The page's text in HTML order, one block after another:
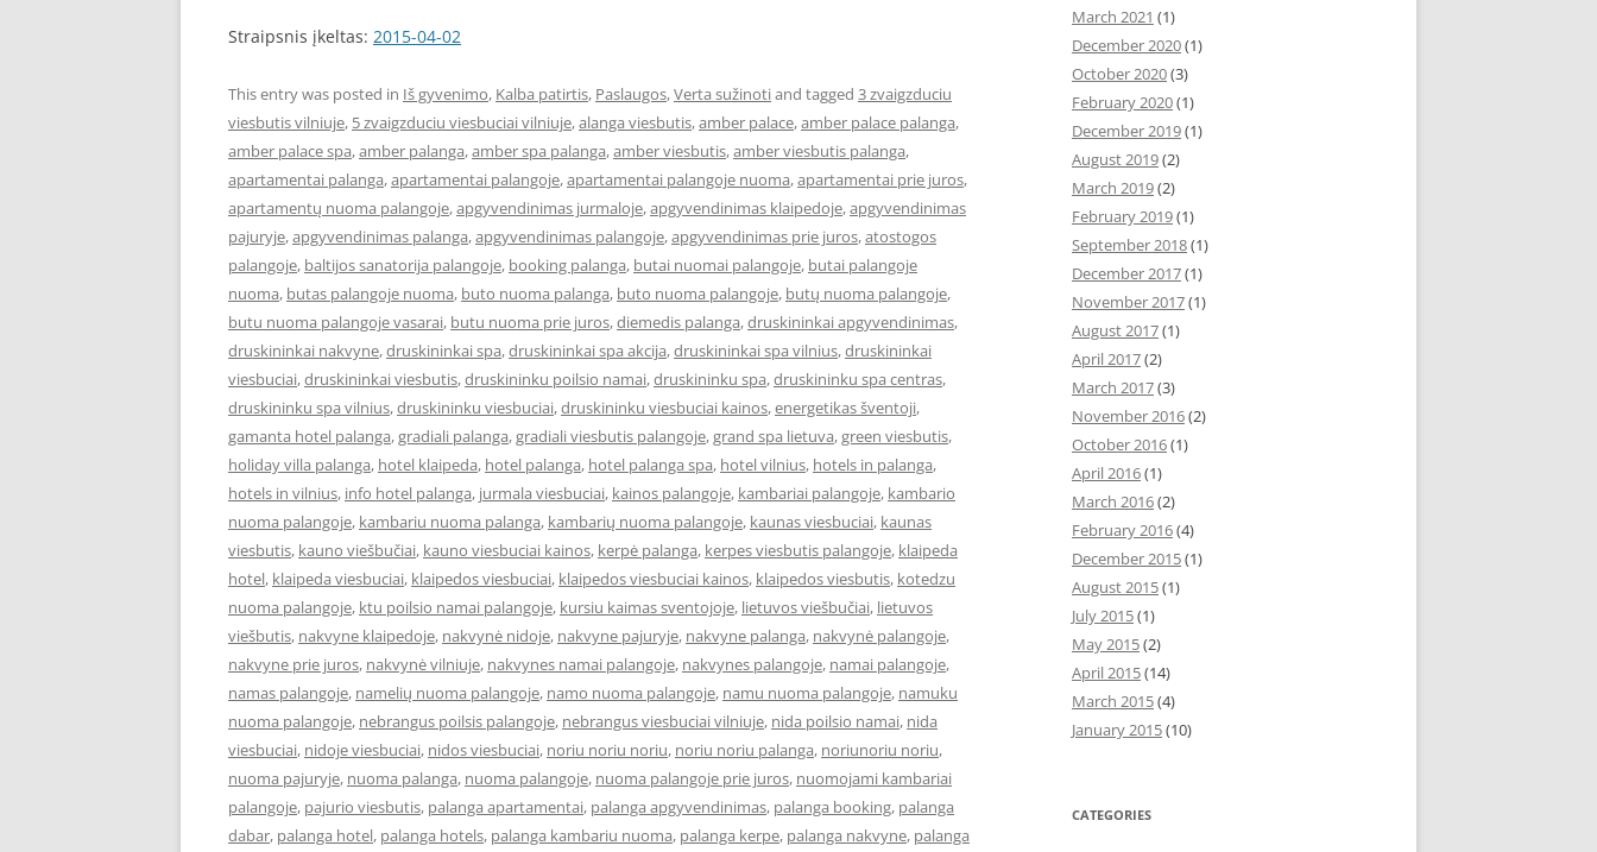
Straipsnis įkeltas: 2015-04-02
This entry was posted in Iš gyvenimo, Kalba patirtis, Paslaugos,Verta sužinotiand tagged 3 zvaigzduciu
viesbutis vilniuje, 5 zvaigzduciu viesbuciai vilniuje,alanga viesbutis,amber palace,amber palace palanga,
amber palace spa,amber palanga,amber spa palanga,amber viesbutis,amber viesbutis palanga,
apartamentai palanga,apartamentai palangoje,apartamentai palangoje nuoma,apartamentai prie juros,
apartamentų nuoma palangoje,apgyvendinimas jurmaloje,apgyvendinimas klaipedoje,apgyvendinimas
pajuryje,apgyvendinimas palanga,apgyvendinimas palangoje,apgyvendinimas prie juros,atostogos
palangoje, baltijos sanatorija palangoje, booking palanga, butai nuomai palangoje, butai palangoje
nuoma, butas palangoje nuoma, buto nuoma palanga, buto nuoma palangoje, butų nuoma palangoje,
butu nuoma palangoje vasarai, butu nuoma prie juros,diemedis palanga,druskininkai apgyvendinimas,
druskininkai nakvyne,druskininkai spa,druskininkai spa akcija,druskininkai spa vilnius,druskininkai
viesbuciai,druskininkai viesbutis,druskininku poilsio namai,druskininku spa,druskininku spa centras,
druskininku spa vilnius,druskininku viesbuciai,druskininku viesbuciai kainos,energetikas šventoji,
gamanta hotel palanga,gradiali palanga,gradiali viesbutis palangoje,grand spa lietuva,green viesbutis,
holiday villa palanga, hotel klaipeda, hotel palanga, hotel palanga spa, hotel vilnius, hotels in palanga,
hotels in vilnius, info hotel palanga, jurmala viesbuciai, kainos palangoje, kambariai palangoje, kambario
nuoma palangoje, kambariu nuoma palanga, kambarių nuoma palangoje, kaunas viesbuciai, kaunas
viesbutis, kauno viešbučiai, kauno viesbuciai kainos, kerpė palanga, kerpes viesbutis palangoje, klaipeda
hotel, klaipeda viesbuciai, klaipedos viesbuciai, klaipedos viesbuciai kainos, klaipedos viesbutis, kotedzu
nuoma palangoje, ktu poilsio namai palangoje, kursiu kaimas sventojoje, lietuvos viešbučiai, lietuvos
viešbutis, nakvyne klaipedoje, nakvynė nidoje, nakvyne pajuryje, nakvyne palanga, nakvynė palangoje,
nakvyne prie juros, nakvynė vilniuje, nakvynes namai palangoje, nakvynes palangoje, namai palangoje,
namas palangoje, namelių nuoma palangoje, namo nuoma palangoje, namu nuoma palangoje, namuku
nuoma palangoje, nebrangus poilsis palangoje, nebrangus viesbuciai vilniuje, nida poilsio namai, nida
viesbuciai, nidoje viesbuciai, nidos viesbuciai, noriu noriu noriu, noriu noriu palanga, noriunoriu noriu,
nuoma pajuryje, nuoma palanga, nuoma palangoje, nuoma palangoje prie juros, nuomojami kambariai
palangoje, pajurio viesbutis, palanga apartamentai, palanga apgyvendinimas, palanga booking, palanga
dabar, palanga hotel, palanga hotels, palanga kambariu nuoma, palanga kerpe, palanga nakvyne, palanga
March 2021 (1)
December 2020(1)
October 2020(3)
February 2020(1)
December 2019(1)
August 2019(2)
March 2019(2)
February 2019(1)
September 2018(1)
December 2017(1)
November 2017(1)
August 2017(1)
April 2017(2)
March 2017(3)
November 2016(2)
October 2016(1)
April 2016(1)
March 2016(2)
February 2016(4)
December 2015(1)
August 2015(1)
July 2015(1)
May 2015(2)
April 2015(14)
March 2015(4)
January 2015(10)
CATEGORIES